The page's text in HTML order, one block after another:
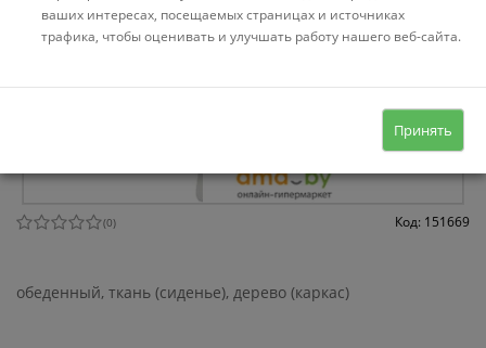
(0) Код: 151669
обеденный, ткань (сиденье), дерево (каркас)
ваших интересах, посещаемых страницах и источниках
трафика, чтобы оценивать и улучшать работу нашего веб-сайта.
Принять